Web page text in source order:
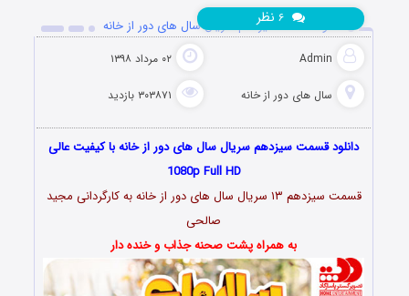
دانلود قسمت سیزدهم سریال سال های دور از خانه
Admin ۰۲ مرداد ۱۳۹۸
سال های دور از خانه ۳۰۳۸۷۱ بازدید
۶ نظر
دانلود قسمت سیزدهم سریال سال های دور از خانه با کیفیت عالی
1080p Full HD
قسمت سیزدهم ۱۳ سریال سال های دور از خانه به کارگردانی مجید
صالحی
به همراه پشت صحنه جذاب و خنده دار